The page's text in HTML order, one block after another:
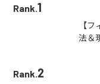
Rank.1
【
法＆
Rank.2